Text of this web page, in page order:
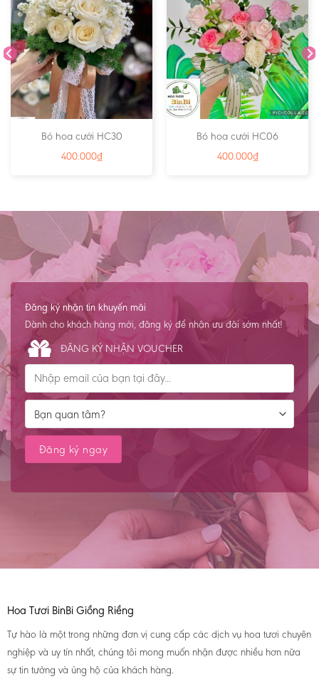
Bó hoa cưới HC30
400.000₫
Bó hoa cưới HC06
400.000₫
Đăng ký nhận tin khuyến mãi
Dành cho khách hàng mới, đăng ký để nhận ưu đãi sớm nhất!
ĐĂNG KÝ NHẬN VOUCHER
Hoa Tươi BinBi Giồng Riềng
Tự hào là một trong những đơn vị cung cấp các dịch vụ hoa tươi chuyên
nghiệp và uy tín nhất, chúng tôi mong muốn nhận được nhiều hơn nữa
sự tin tưởng và ủng hộ của khách hàng.